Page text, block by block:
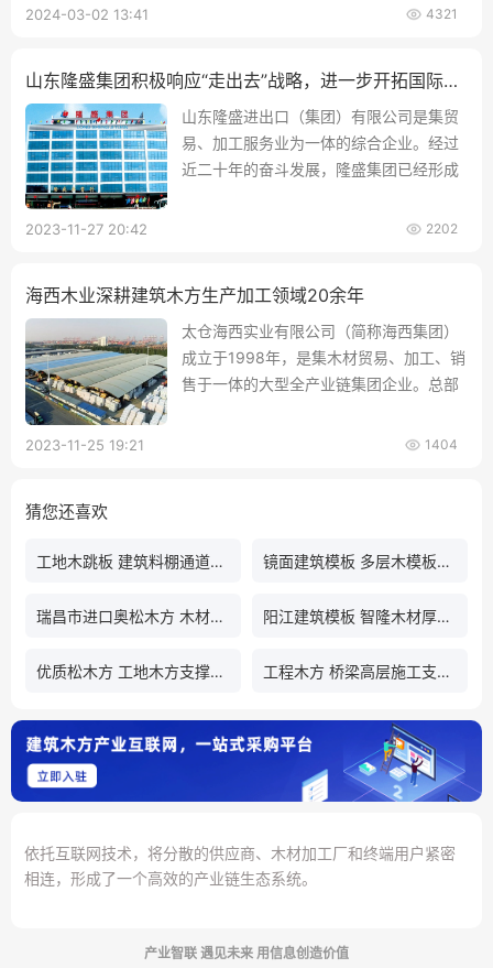
态，及时调整战略和业务模式，以适应新
2024-03-02 13:41 4321
山东隆盛集团积极响应“走出去”战略，进一步开拓国际木材贸易
山东隆盛进出口（集团）有限公司是集贸
易、加工服务业为一体的综合企业。经过
近二十年的奋斗发展，隆盛集团已经形成
农产品进出口为主导，投资、典当、金
2023-11-27 20:42 2202
海西木业深耕建筑木方生产加工领域20余年
太仓海西实业有限公司（简称海西集团）
成立于1998年，是集木材贸易、加工、销
售于一体的大型全产业链集团企业。总部
2023-11-25 19:21 1404
猜您还喜欢
工地木跳板 建筑料棚通道工作平台搭设用木架板 镜面建筑模板 多层木模板可循环利用
瑞昌市进口奥松木方 木材加工厂直供 阳江建筑模板 智隆木材厚度均匀可定制
优质松木方 工地木方支撑牢固 工程木方 桥梁高层施工支模用木方受力均匀
依托互联网技术，将分散的供应商、木材加工厂和终端用户紧密
相连，形成了一个高效的产业链生态系统。
产业智联 遇见未来 用信息创造价值